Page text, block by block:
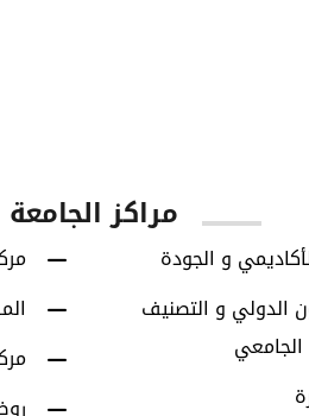
مراكز الجامعة
و الجودة
الدولي و التصنيف
الجامعي